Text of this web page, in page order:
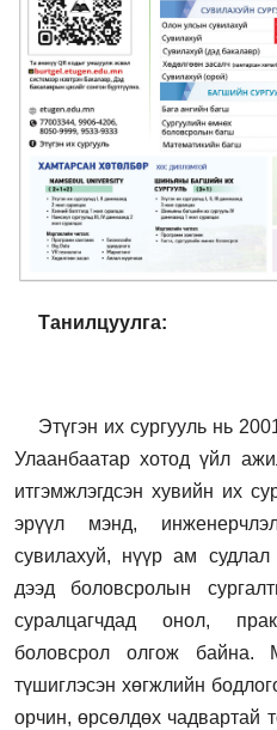
Танилцуулга:
Этүгэн их сургууль нь
Улаанбаатар хотод үйл
итгэмжлэгдсэн хувийн их
эрүүл мэнд,
сувилахуй, нүүр ам судлал
дээд боловсролын
суралцагчдад онол,
боловсрол олгож байна.
түшиглэсэн хөгжлийн
орчин, өрсөлдөх чадвартай